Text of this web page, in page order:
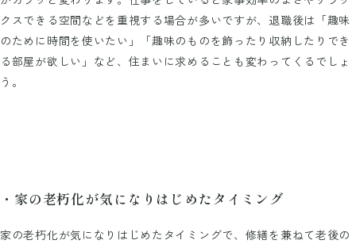
クスできる空間などを重視する場合が多いですが、退職後は「趣味
のために時間を使いたい」「趣味のものを飾ったり収納したりでき
る部屋が欲しい」など、住まいに求めることも変わってくるでしょ
う。
・家の老朽化が気になりはじめたタイミング
家の老朽化が気になりはじめたタイミングで、修繕を兼ねて老後の